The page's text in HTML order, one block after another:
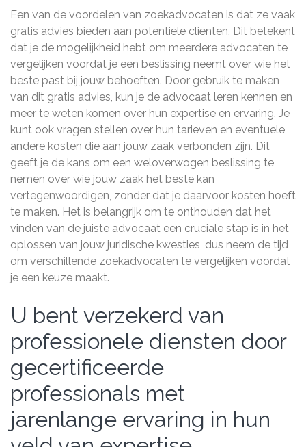
Een van de voordelen van zoekadvocaten is dat ze vaak
gratis advies bieden aan potentiële cliënten. Dit betekent
dat je de mogelijkheid hebt om meerdere advocaten te
vergelijken voordat je een beslissing neemt over wie het
beste past bij jouw behoeften. Door gebruik te maken
van dit gratis advies, kun je de advocaat leren kennen en
meer te weten komen over hun expertise en ervaring. Je
kunt ook vragen stellen over hun tarieven en eventuele
andere kosten die aan jouw zaak verbonden zijn. Dit
geeft je de kans om een weloverwogen beslissing te
nemen over wie jouw zaak het beste kan
vertegenwoordigen, zonder dat je daarvoor kosten hoeft
te maken. Het is belangrijk om te onthouden dat het
vinden van de juiste advocaat een cruciale stap is in het
oplossen van jouw juridische kwesties, dus neem de tijd
om verschillende zoekadvocaten te vergelijken voordat
je een keuze maakt.
U bent verzekerd van
professionele diensten door
gecertificeerde
professionals met
jarenlange ervaring in hun